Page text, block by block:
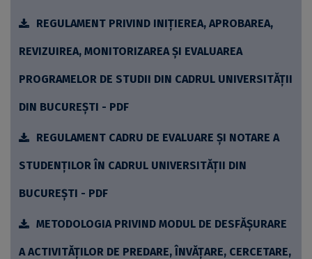
REGULAMENT PRIVIND INIȚIEREA, APROBAREA,
REVIZUIREA, MONITORIZAREA ȘI EVALUAREA
PROGRAMELOR DE STUDII DIN CADRUL UNIVERSITĂȚII
DIN BUCUREȘTI - PDF
REGULAMENT CADRU DE EVALUARE ȘI NOTARE A
STUDENȚILOR ÎN CADRUL UNIVERSITĂȚII DIN
BUCUREȘTI - PDF
METODOLOGIA PRIVIND MODUL DE DESFĂŞURARE
A ACTIVITĂŢILOR DE PREDARE, ÎNVĂŢARE, CERCETARE,